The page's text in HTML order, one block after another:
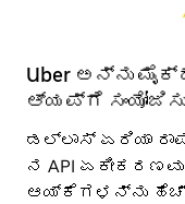
Uber ಅನ್ನು
ಆ್ಯಪ್ಗೆ
ಡಲ್ಲಾಸ್ ಏರಿಯಾ
ನ API
ಆಯ್ಕೆಗಳನ್ನು